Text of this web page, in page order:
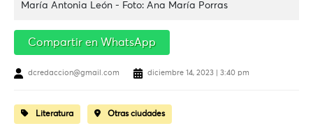
María Antonia León - Foto: Ana María Porras
Compartir en WhatsApp
dcredaccion@gmail.com diciembre 14, 2023 | 3:40 pm
Literatura Otras ciudades